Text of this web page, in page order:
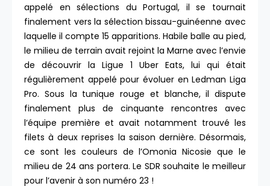
appelé en sélections du Portugal, il se tournait
finalement vers la sélection bissau-guinéenne avec
laquelle il compte 15 apparitions. Habile balle au pied,
le milieu de terrain avait rejoint la Marne avec l’envie
de découvrir la Ligue 1 Uber Eats, lui qui était
régulièrement appelé pour évoluer en Ledman Liga
Pro. Sous la tunique rouge et blanche, il dispute
finalement plus de cinquante rencontres avec
l’équipe première et avait notamment trouvé les
filets à deux reprises la saison dernière. Désormais,
ce sont les couleurs de l’Omonia Nicosie que le
milieu de 24 ans portera. Le SDR souhaite le meilleur
pour l’avenir à son numéro 23 !